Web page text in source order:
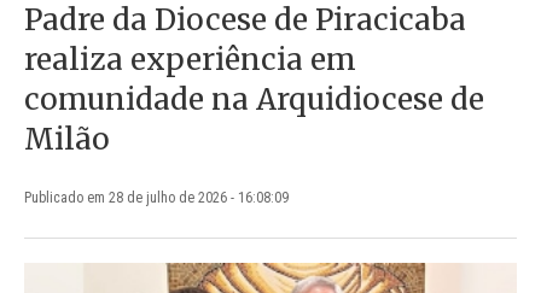
Padre da Diocese de Piracicaba
realiza experiência em
comunidade na Arquidiocese de
Milão
Publicado em 28 de julho de 2026 - 16:08:09